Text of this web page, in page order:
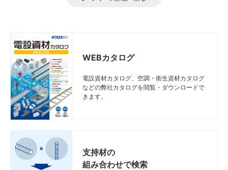
WEBカタログ
電設資材カタログ、空調・衛生資材カタログ
などの弊社カタログを閲覧・ダウンロードで
きます。
支持材の
組み合わせで検索